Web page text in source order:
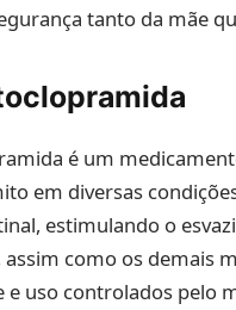
tanto da mãe
é um
em diversas
estimulando o
como os demais
e uso controlados pelo